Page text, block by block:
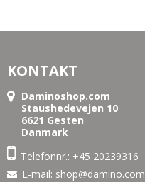
KONTAKT
Daminoshop.com
Staushedevejen 10
6621 Gesten
Danmark
Telefonnr.: +45 20239316
E-mail: shop@damino.com